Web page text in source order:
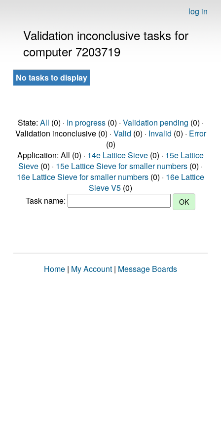
log in
Validation inconclusive tasks for
computer 7203719
No tasks to display
State: All (0) · In progress(0) · Validation pending (0) ·
Validation inconclusive (0) · Valid (0) · Invalid (0) · Error
(0)
Application: All (0) · 14e Lattice Sieve (0) · 15e Lattice
Sieve (0) · 15e Lattice Sieve for smaller numbers (0) ·
16e Lattice Sieve for smaller numbers (0) · 16e Lattice
Sieve V5 (0)
Task name:
Home | My Account | Message Boards